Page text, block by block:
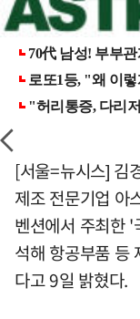
[서울=뉴시스] 김
제조 전문기업 아
벤션에서 주최한
석해 항공부품 등
다고 9일 밝혔다.